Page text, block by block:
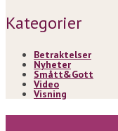
Kategorier
Betraktelser
Nyheter
Smått&Gott
Video
Visning